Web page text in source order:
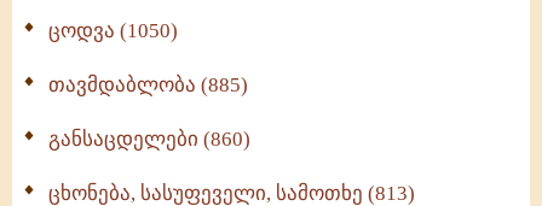
ცოდვა (1050)
თავმდაბლობა (885)
განსაცდელები (860)
ცხონება, სასუფეველი, სამოთხე (813)